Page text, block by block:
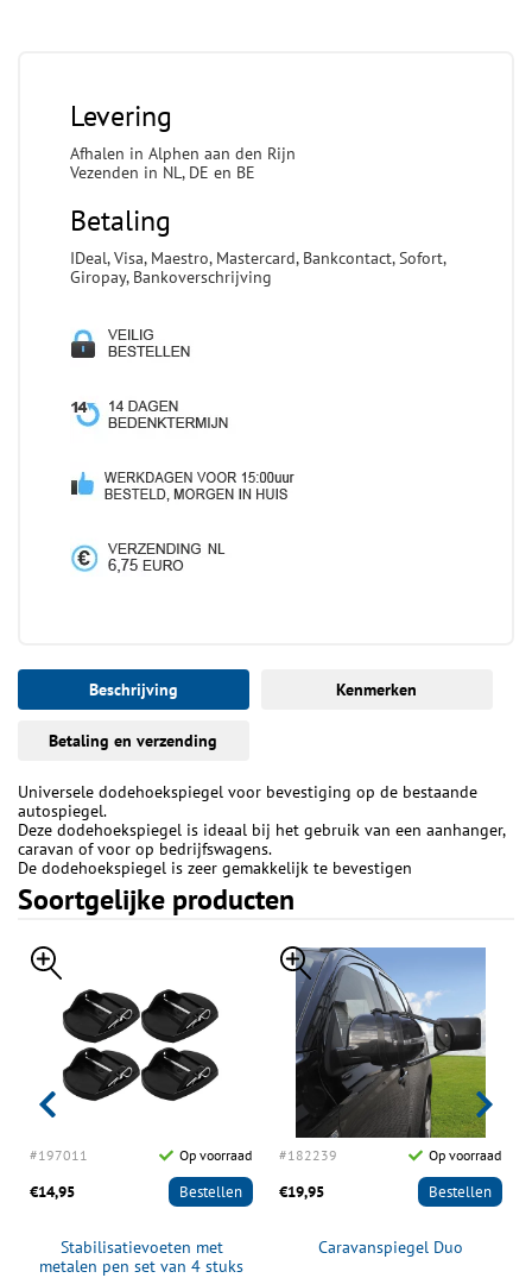
Levering
Afhalen in Alphen aan den Rijn
Vezenden in NL, DE en BE
Betaling
IDeal, Visa, Maestro, Mastercard, Bankcontact, Sofort,
Giropay, Bankoverschrijving
Beschrijving Kenmerken
Betaling en verzending
Universele dodehoekspiegel voor bevestiging op de bestaande
autospiegel.
Deze dodehoekspiegel is ideaal bij het gebruik van een aanhanger,
caravan of voor op bedrijfswagens.
De dodehoekspiegel is zeer gemakkelijk te bevestigen
Soortgelijke producten
#197011 Op voorraad
€14,95 Bestellen
Stabilisatievoeten met
metalen pen set van 4 stuks
#182239 Op voorraad
€19,95 Bestellen
Caravanspiegel Duo